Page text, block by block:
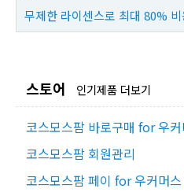
무제한 라이센스로 최대 80%
스토어 인기제품 더보기
코스모스팜 바로구매 for 우
코스모스팜 회원관리
코스모스팜 페이 for 우커머